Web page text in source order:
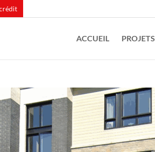
ACCUEIL PROJETS